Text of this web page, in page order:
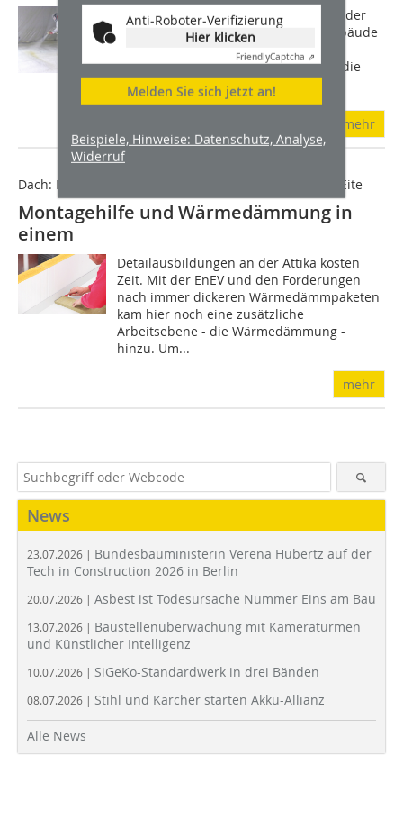
Anti-Roboter-Verifizierung
Hier klicken
FriendlyCaptcha ⇗
Melden Sie sich jetzt an!
Beispiele, Hinweise: Datenschutz, Analyse,
Widerruf
Wo heute ein Handwerker, Architekt oder
Dämmspezialist zu einem älteren Gebäude
gerufen wird, ist fast immer auch ein
besserer energetischer Standard für die
Gebäudehülle gefordert  mit Blick...
mehr
Dach: Praxistipp 2-3 Seiten - Bilderstrecke auf einer SEite
Montagehilfe und Wärmedämmung in
einem
Detailausbildungen an der Attika kosten
Zeit. Mit der EnEV und den Forderungen
nach immer dickeren Wärmedämmpaketen
kam hier noch eine zusätzliche
Arbeitsebene - die Wärmedämmung -
hinzu. Um...
mehr
News
23.07.2026 | Bundesbauministerin Verena Hubertz auf der
Tech in Construction 2026 in Berlin
20.07.2026 | Asbest ist Todesursache Nummer Eins am Bau
13.07.2026 | Baustellenüberwachung mit Kameratürmen
und Künstlicher Intelligenz
10.07.2026 | SiGeKo-Standardwerk in drei Bänden
08.07.2026 | Stihl und Kärcher starten Akku-Allianz
Alle News